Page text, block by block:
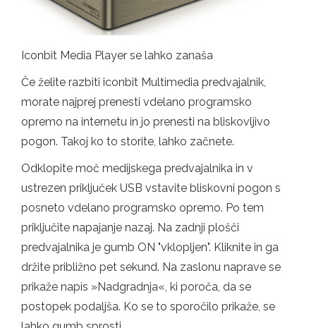
Iconbit Media Player se lahko zanaša
Če želite razbiti iconbit Multimedia predvajalnik,
morate najprej prenesti vdelano programsko
opremo na internetu in jo prenesti na bliskovljivo
pogon. Takoj ko to storite, lahko začnete.
Odklopite moč medijskega predvajalnika in v
ustrezen priključek USB vstavite bliskovni pogon s
posneto vdelano programsko opremo. Po tem
priključite napajanje nazaj. Na zadnji plošči
predvajalnika je gumb ON "vklopljen". Kliknite in ga
držite približno pet sekund. Na zaslonu naprave se
prikaže napis »Nadgradnja«, ki poroča, da se
postopek podaljša. Ko se to sporočilo prikaže, se